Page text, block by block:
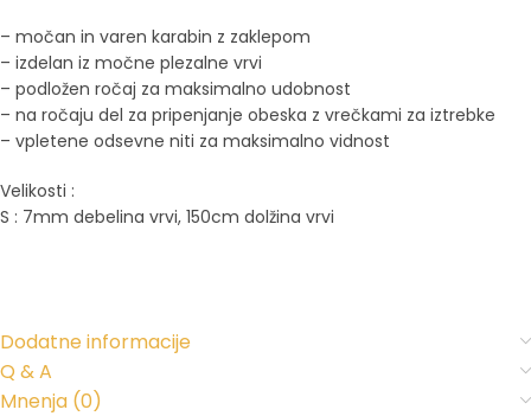
– močan in varen karabin z zaklepom
– izdelan iz močne plezalne vrvi
– podložen ročaj za maksimalno udobnost
– na ročaju del za pripenjanje obeska z vrečkami za iztrebke
– vpletene odsevne niti za maksimalno vidnost
Velikosti :
S : 7mm debelina vrvi, 150cm dolžina vrvi
Dodatne informacije
Q & A
Mnenja (0)